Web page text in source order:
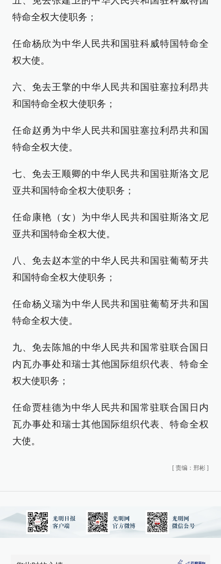
特命全权大使职务；
任命杨欣为中华人民共和国驻科威特国特命全
权大使。
六、免去王擎的中华人民共和国驻塞拉利昂共
和国特命全权大使职务；
任命赵勇为中华人民共和国驻塞拉利昂共和国
特命全权大使。
七、免去王顺卿的中华人民共和国驻斯洛文尼
亚共和国特命全权大使职务；
任命康艳（女）为中华人民共和国驻斯洛文尼
亚共和国特命全权大使。
八、免去赵本堂的中华人民共和国驻葡萄牙共
和国特命全权大使职务；
任命杨义瑞为中华人民共和国驻葡萄牙共和国
特命全权大使。
九、免去陈旭的中华人民共和国常驻联合国日
内瓦办事处和瑞士其他国际组织代表、特命全
权大使职务；
任命贾桂德为中华人民共和国常驻联合国日内
瓦办事处和瑞士其他国际组织代表、特命全权
大使。
[ 责编：邢彬 ]